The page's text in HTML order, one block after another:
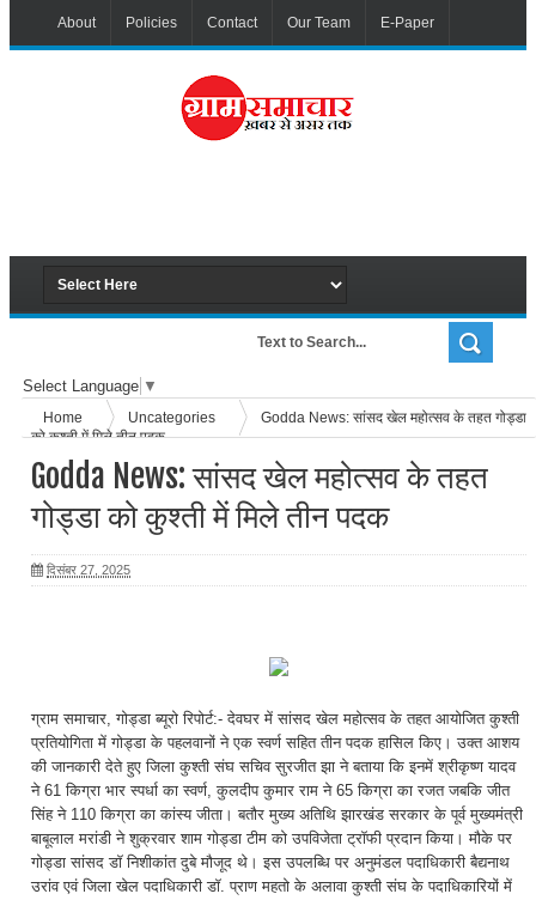
About Policies Contact Our Team E-Paper
Select Language ▼
Home Uncategories
Godda News: सांसद खेल महोत्सव के तहत गोड्डा
को कुश्ती में मिले तीन पदक
Godda News: सांसद खेल महोत्सव के तहत
गोड्डा को कुश्ती में मिले तीन पदक
दिसंबर 27, 2025
ग्राम समाचार, गोड्डा ब्यूरो रिपोर्ट:- देवघर में सांसद खेल महोत्सव के तहत आयोजित कुश्ती
प्रतियोगिता में गोड्डा के पहलवानों ने एक स्वर्ण सहित तीन पदक हासिल किए। उक्त आशय
की जानकारी देते हुए जिला कुश्ती संघ सचिव सुरजीत झा ने बताया कि इनमें श्रीकृष्ण यादव
ने 61 किग्रा भार स्पर्धा का स्वर्ण, कुलदीप कुमार राम ने 65 किग्रा का रजत जबकि जीत
सिंह ने 110 किग्रा का कांस्य जीता। बतौर मुख्य अतिथि झारखंड सरकार के पूर्व मुख्यमंत्री
बाबूलाल मरांडी ने शुक्रवार शाम गोड्डा टीम को उपविजेता ट्रॉफी प्रदान किया। मौके पर
गोड्डा सांसद डॉ निशीकांत दुबे मौजूद थे। इस उपलब्धि पर अनुमंडल पदाधिकारी बैद्यनाथ
उरांव एवं जिला खेल पदाधिकारी डॉ. प्राण महतो के अलावा कुश्ती संघ के पदाधिकारियों में